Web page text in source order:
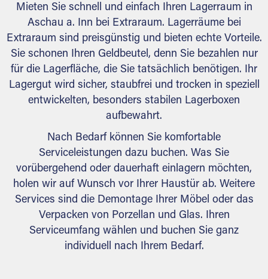
Mieten Sie schnell und einfach Ihren Lagerraum in
Aschau a. Inn bei Extraraum. Lagerräume bei
Extraraum sind preisgünstig und bieten echte Vorteile.
Sie schonen Ihren Geldbeutel, denn Sie bezahlen nur
für die Lagerfläche, die Sie tatsächlich benötigen. Ihr
Lagergut wird sicher, staubfrei und trocken in speziell
entwickelten, besonders stabilen Lagerboxen
aufbewahrt.
Nach Bedarf können Sie komfortable
Serviceleistungen dazu buchen. Was Sie
vorübergehend oder dauerhaft einlagern möchten,
holen wir auf Wunsch vor Ihrer Haustür ab. Weitere
Services sind die Demontage Ihrer Möbel oder das
Verpacken von Porzellan und Glas. Ihren
Serviceumfang wählen und buchen Sie ganz
individuell nach Ihrem Bedarf.